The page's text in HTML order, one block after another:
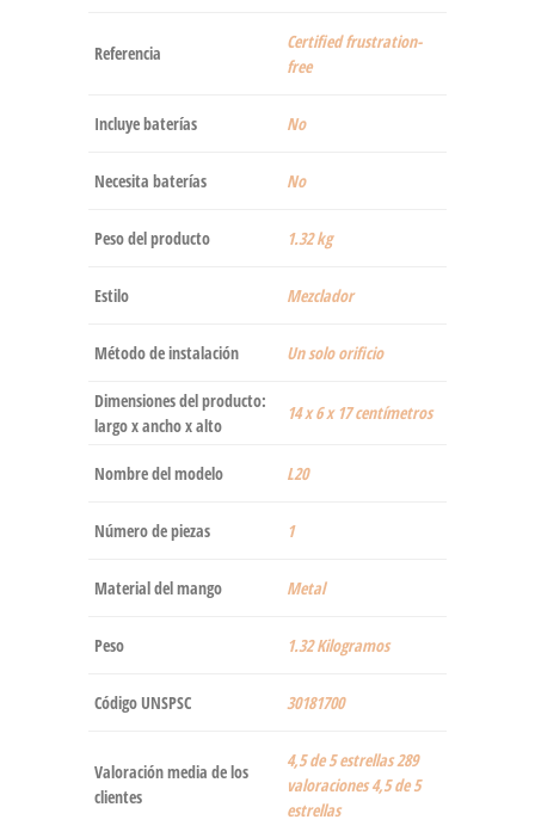
Referencia
‎Certified frustration-
free
Incluye baterías ‎No
Necesita baterías ‎No
Peso del producto ‎1.32 kg
Estilo ‎Mezclador
Método de instalación ‎Un solo orificio
Dimensiones del producto:
largo x ancho x alto
‎14 x 6 x 17 centímetros
Nombre del modelo ‎L20
Número de piezas ‎1
Material del mango ‎Metal
Peso ‎1.32 Kilogramos
Código UNSPSC 30181700
Valoración media de los
clientes
4,5 de 5 estrellas 289
valoraciones 4,5 de 5
estrellas